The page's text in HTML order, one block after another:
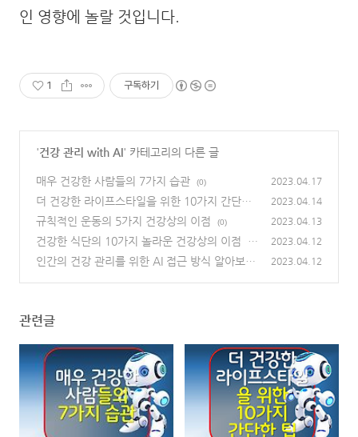
인 영향에 놀랄 것입니다.
1 구독하기
'건강 관리 with AI' 카테고리의 다른 글
매우 건강한 사람들의 7가지 습관 (0) 2023.04.17
더 건강한 라이프스타일을 위한 10가지 간단한
팁
(0)
2023.04.14
규칙적인 운동의 5가지 건강상의 이점 (0) 2023.04.13
건강한 식단의 10가지 놀라운 건강상의 이점
(4
5)
2023.04.12
인간의 건강 관리를 위한 AI 접근 방식 알아보기 2023.04.12
관련글